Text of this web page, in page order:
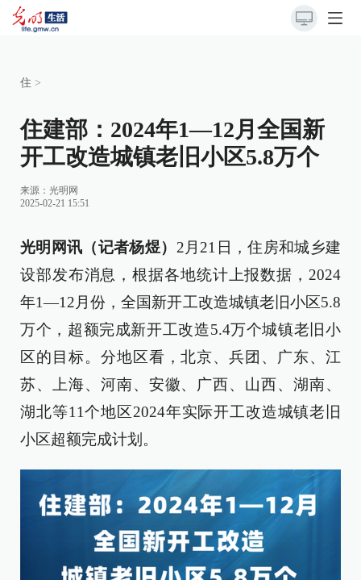
住 >
住建部：2024年1—12月全国新
开工改造城镇老旧小区5.8万个
来源： 光明网
2025-02-21 15:51
光明网讯（记者杨煜） 2月21日，住房和城乡建
设部发布消息，根据各地统计上报数据，2024
年1—12月份，全国新开工改造城镇老旧小区5.8
万个，超额完成新开工改造5.4万个城镇老旧小
区的目标。分地区看，北京、兵团、广东、江
苏、上海、河南、安徽、广西、山西、湖南、
湖北等11个地区2024年实际开工改造城镇老旧
小区超额完成计划。